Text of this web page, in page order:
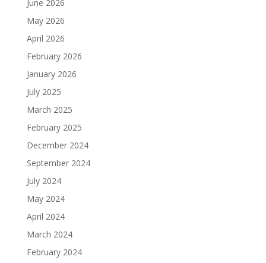
June 2026
May 2026
April 2026
February 2026
January 2026
July 2025
March 2025
February 2025
December 2024
September 2024
July 2024
May 2024
April 2024
March 2024
February 2024